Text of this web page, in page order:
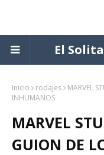
El
Inicio rodajes
MARVEL
INHUMANOS
MARVEL
GUION DE